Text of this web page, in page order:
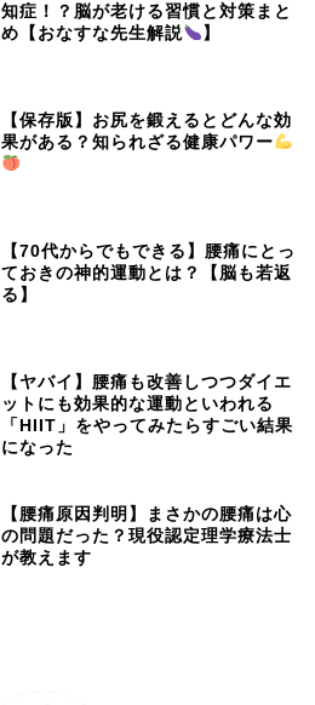
知症！？脳が老ける習慣と対策まと
め【おなすな先生解説
】
【保存版】お尻を鍛えるとどんな効
果がある？知られざる健康パワー
【70代からでもできる】腰痛にとっ
ておきの神的運動とは？【脳も若返
る】
【ヤバイ】腰痛も改善しつつダイエ
ットにも効果的な運動といわれる
「HIIT」をやってみたらすごい結果
になった
【腰痛原因判明】まさかの腰痛は心
の問題だった？現役認定理学療法士
が教えます